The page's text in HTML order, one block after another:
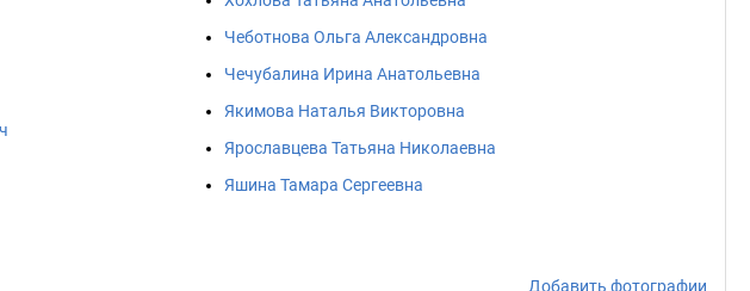
Чеботнова Ольга Александровна
Чечубалина Ирина Анатольевна
Якимова Наталья Викторовна
Ярославцева Татьяна Николаевна
Яшина Тамара Сергеевна
Добавить фотографии